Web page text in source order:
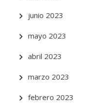
junio 2023
mayo 2023
abril 2023
marzo 2023
febrero 2023